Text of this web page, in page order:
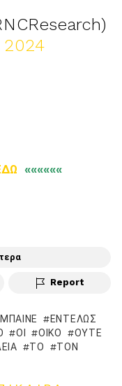
2024
««««««
Report
ΕΝΤΕΛΏΣ
ΟΙ ΟΊΚΟ
ΟΎΤΕ
ΤΟ
ΤΟΝ